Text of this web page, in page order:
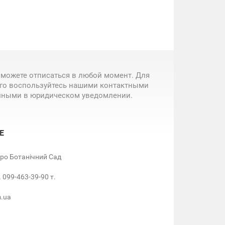
отписаться в любой момент. Для
воспользуйтесь нашими контактными
в юридическом уведомлении.
Ботанічний Сад
463-39-90 т.